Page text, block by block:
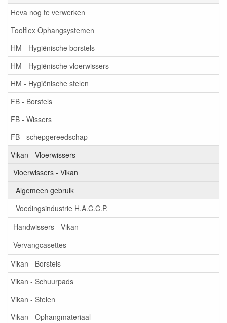
Heva nog te verwerken
Toolflex Ophangsystemen
HM - Hygiënische borstels
HM - Hygiënische vloerwissers
HM - Hygiënische stelen
FB - Borstels
FB - Wissers
FB - schepgereedschap
Vikan - Vloerwissers
Vloerwissers - Vikan
Algemeen gebruik
Voedingsindustrie H.A.C.C.P.
Handwissers - Vikan
Vervangcasettes
Vikan - Borstels
Vikan - Schuurpads
Vikan - Stelen
Vikan - Ophangmateriaal